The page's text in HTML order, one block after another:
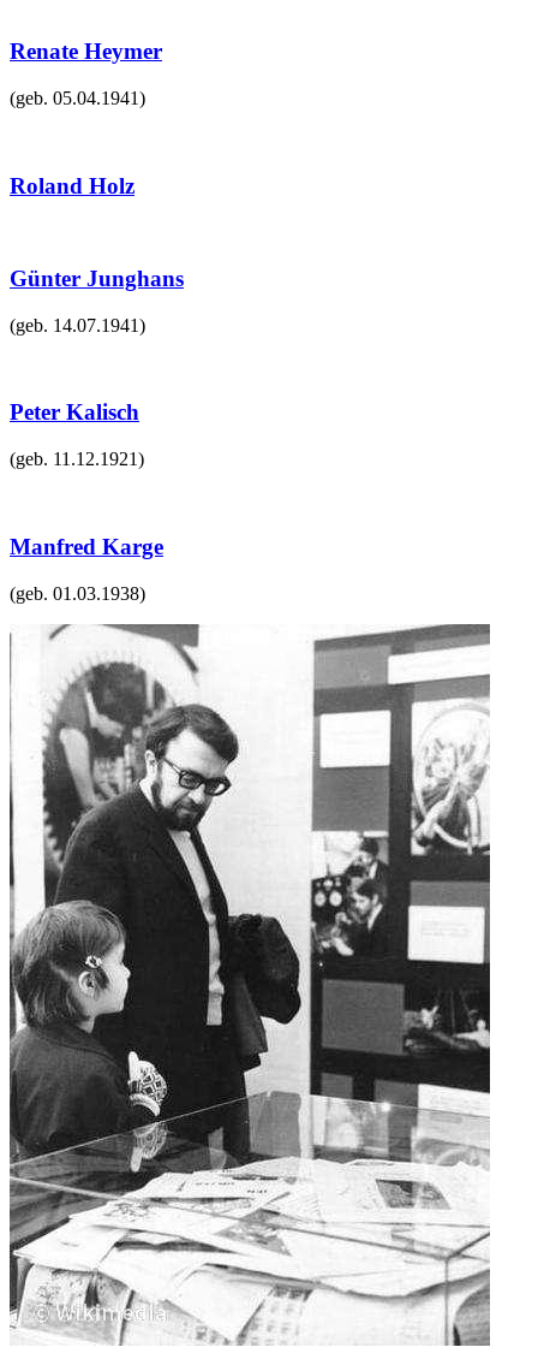
Renate Heymer
(geb. 05.04.1941)
Roland Holz
Günter Junghans
(geb. 14.07.1941)
Peter Kalisch
(geb. 11.12.1921)
Manfred Karge
(geb. 01.03.1938)